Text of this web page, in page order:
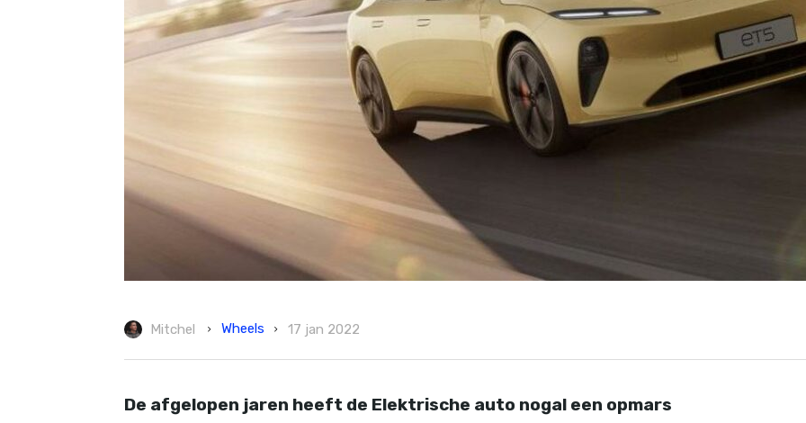
Mitchel Wheels 17 jan 2022
De afgelopen jaren heeft de Elektrische auto nogal een opmars